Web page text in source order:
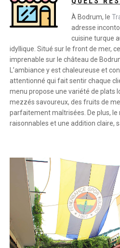
À Bodrum, le
adresse
cuisine turque
idyllique. Situé sur le front de mer,
imprenable sur le château de
L’ambiance y est chaleureuse et
attentionné qui fait sentir chaque
menu propose une variété de plats
mezzés savoureux, des fruits de
parfaitement maîtrisées. De plus,
raisonnables et une addition claire,